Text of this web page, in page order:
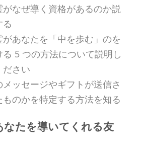
がなぜ導く資格があるのか説
る
があなたを「中を歩む」のを
る 5 つの方法について説明し
ださい
メッセージやギフトが送信さ
ものかを特定する方法を知る
たを導いてくれる友